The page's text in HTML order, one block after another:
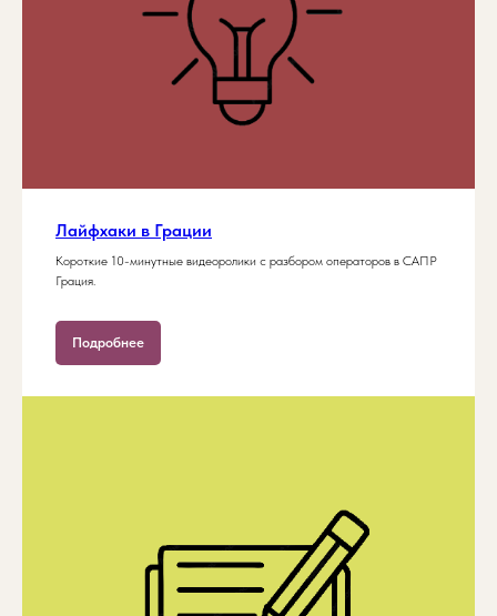
Лайфхаки в Грации
Короткие 10-минутные видеоролики с разбором операторов в САПР
Грация.
Подробнее